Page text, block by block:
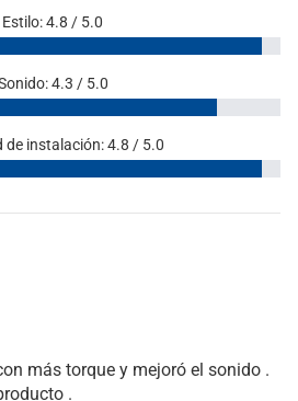
Estilo: 4.8 / 5.0
4.3 / 5.0
de instalación: 4.8 / 5.0
más torque y mejoró el sonido .
.